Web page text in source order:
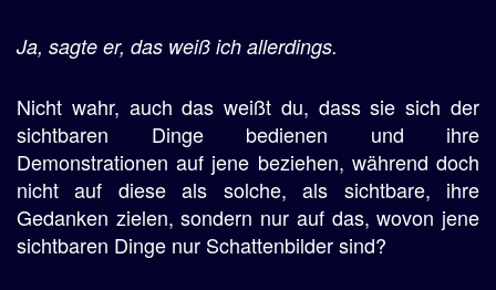
Ja, sagte er, das weiß ich allerdings.
Nicht wahr, auch das weißt du, dass sie sich der
sichtbaren Dinge bedienen und ihre
Demonstrationen auf jene beziehen, während doch
nicht auf diese als solche, als sichtbare, ihre
Gedanken zielen, sondern nur auf das, wovon jene
sichtbaren Dinge nur Schattenbilder sind?